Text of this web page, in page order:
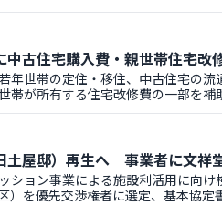
古住宅購入費・親世帯住宅改
年世帯の定住・移住、中古住宅の流
帯が所有する住宅改修費の一部を補
屋邸）再生へ 事業者に文祥
ション事業による施設利活用に向
）を優先交渉権者に選定、基本協定